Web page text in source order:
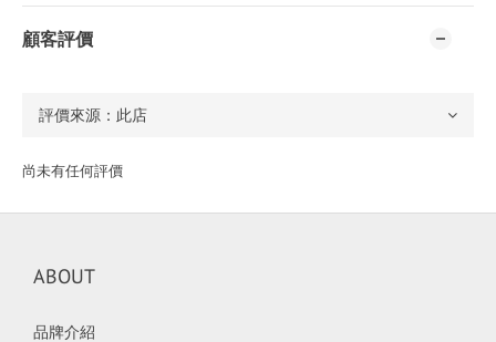
顧客評價
尚未有任何評價
ABOUT
品牌介紹